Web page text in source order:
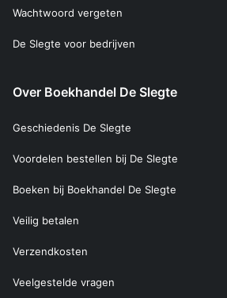
Wachtwoord vergeten
De Slegte voor bedrijven
Over Boekhandel De Slegte
Geschiedenis De Slegte
Voordelen bestellen bij De Slegte
Boeken bij Boekhandel De Slegte
Veilig betalen
Verzendkosten
Veelgestelde vragen